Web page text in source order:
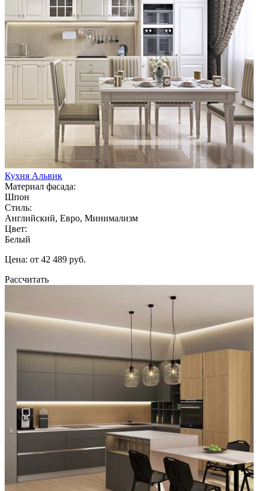
Кухня Альвик
Материал фасада:
Шпон
Стиль:
Английский, Евро, Минимализм
Цвет:
Белый
Цена: от 42 489 руб.
Рассчитать